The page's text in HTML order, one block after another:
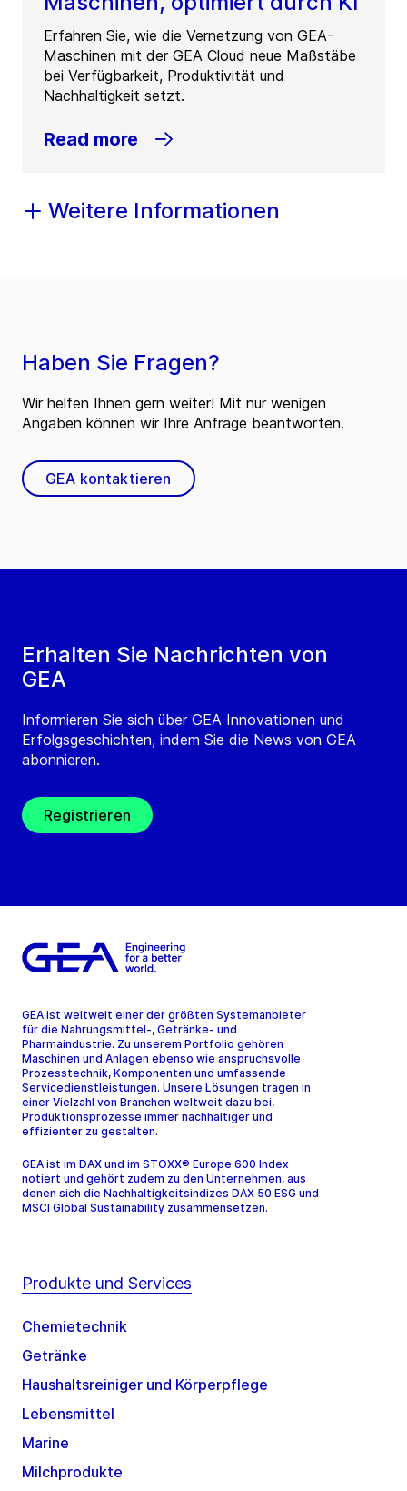
Erfahren Sie, wie die Vernetzung von GEA-
Maschinen mit der GEA Cloud neue Maßstäbe
bei Verfügbarkeit, Produktivität und
Nachhaltigkeit setzt.
Read more
Weitere Informationen
Erhalten Sie Nachrichten von
GEA
Informieren Sie sich über GEA Innovationen und
Erfolgsgeschichten, indem Sie die News von GEA
abonnieren.
Registrieren
Haben Sie Fragen?
Wir helfen Ihnen gern weiter! Mit nur wenigen
Angaben können wir Ihre Anfrage beantworten.
GEA kontaktieren
GEA ist weltweit einer der größten Systemanbieter
für die Nahrungsmittel-, Getränke- und
Pharmaindustrie. Zu unserem Portfolio gehören
Maschinen und Anlagen ebenso wie anspruchsvolle
Prozesstechnik, Komponenten und umfassende
Servicedienstleistungen. Unsere Lösungen tragen in
einer Vielzahl von Branchen weltweit dazu bei,
Produktionsprozesse immer nachhaltiger und
effizienter zu gestalten.
GEA ist im DAX und im STOXX® Europe 600 Index
notiert und gehört zudem zu den Unternehmen, aus
denen sich die Nachhaltigkeitsindizes DAX 50 ESG und
MSCI Global Sustainability zusammensetzen.
Produkte und Services
Chemietechnik
Getränke
Haushaltsreiniger und Körperpflege
Lebensmittel
Marine
Milchprodukte